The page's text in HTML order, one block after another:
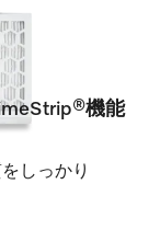
機能
しっかり